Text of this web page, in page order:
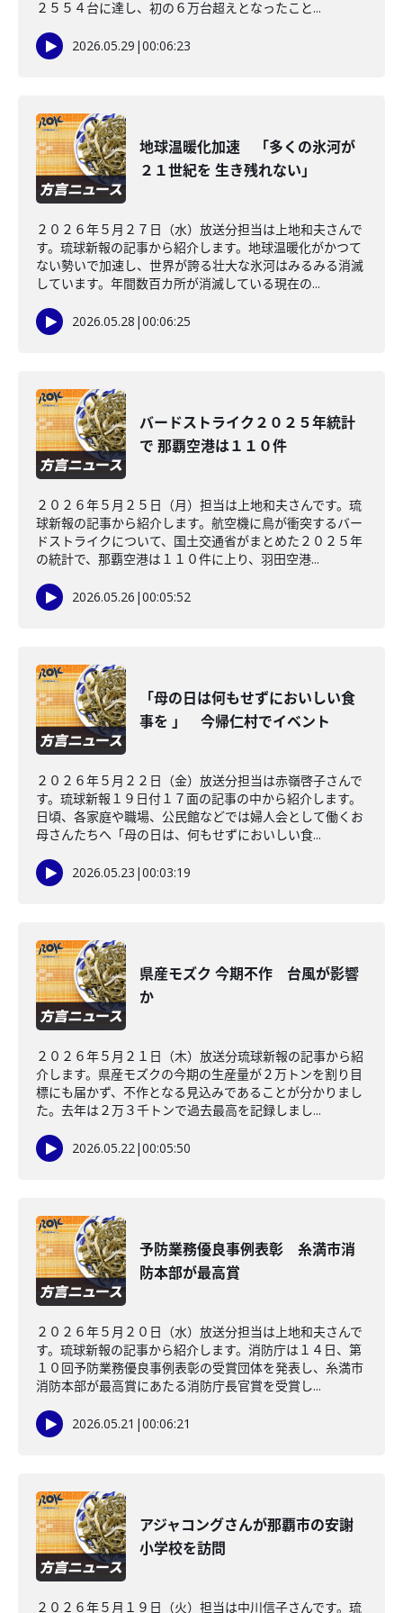
２５５４台に達し、初の６万台超えとなったこと...
2026.05.29 |00:06:23
地球温暖化加速 「多くの氷河が
２１世紀を 生き残れない」
２０２６年５月２７日（水）放送分担当は上地和夫さんで
す。琉球新報の記事から紹介します。地球温暖化がかつて
ない勢いで加速し、世界が誇る壮大な氷河はみるみる消滅
しています。年間数百カ所が消滅している現在の...
2026.05.28 |00:06:25
バードストライク２０２５年統計
で 那覇空港は１１０件
２０２６年５月２５日（月）担当は上地和夫さんです。琉
球新報の記事から紹介します。航空機に鳥が衝突するバー
ドストライクについて、国土交通省がまとめた２０２５年
の統計で、那覇空港は１１０件に上り、羽田空港...
2026.05.26 |00:05:52
「母の日は何もせずにおいしい食
事を 」 今帰仁村でイベント
２０２６年５月２２日（金）放送分担当は赤嶺啓子さんで
す。琉球新報１９日付１７面の記事の中から紹介します。
日頃、各家庭や職場、公民館などでは婦人会として働くお
母さんたちへ「母の日は、何もせずにおいしい食...
2026.05.23 |00:03:19
県産モズク 今期不作 台風が影響
か
２０２６年５月２１日（木）放送分琉球新報の記事から紹
介します。県産モズクの今期の生産量が２万トンを割り目
標にも届かず、不作となる見込みであることが分かりまし
た。去年は２万３千トンで過去最高を記録しまし...
2026.05.22|00:05:50
予防業務優良事例表彰 糸満市消
防本部が最高賞
２０２６年５月２０日（水）放送分担当は上地和夫さんで
す。琉球新報の記事から紹介します。消防庁は１４日、第
１０回予防業務優良事例表彰の受賞団体を発表し、糸満市
消防本部が最高賞にあたる消防庁長官賞を受賞し...
2026.05.21 |00:06:21
アジャコングさんが那覇市の安謝
小学校を訪問
２０２６年５月１９日（火）担当は中川信子さんです。琉